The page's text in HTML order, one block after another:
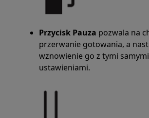
Przycisk Pauza pozwala na
przerwanie gotowania, a
wznowienie go z tymi samymi
ustawieniami.